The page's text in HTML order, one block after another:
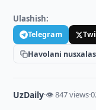
Ulashish:
Telegram
Havolani
UzDaily·👁 847 views·